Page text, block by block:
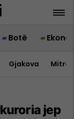
Botë
Gjakova
jep